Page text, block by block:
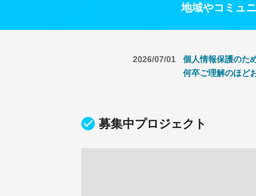
地域やコミュ
2026/07/01
個人情報保護のた
何卒ご理解のほど
募集中プロジェクト